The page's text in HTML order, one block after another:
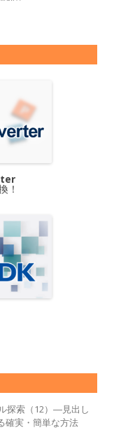
！
探索（12）―見出し
確実・簡単な方法